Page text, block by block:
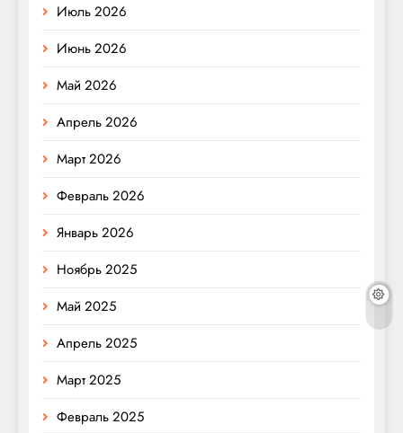
Июль 2026
Июнь 2026
Май 2026
Апрель 2026
Март 2026
Февраль 2026
Январь 2026
Ноябрь 2025
Май 2025
Апрель 2025
Март 2025
Февраль 2025